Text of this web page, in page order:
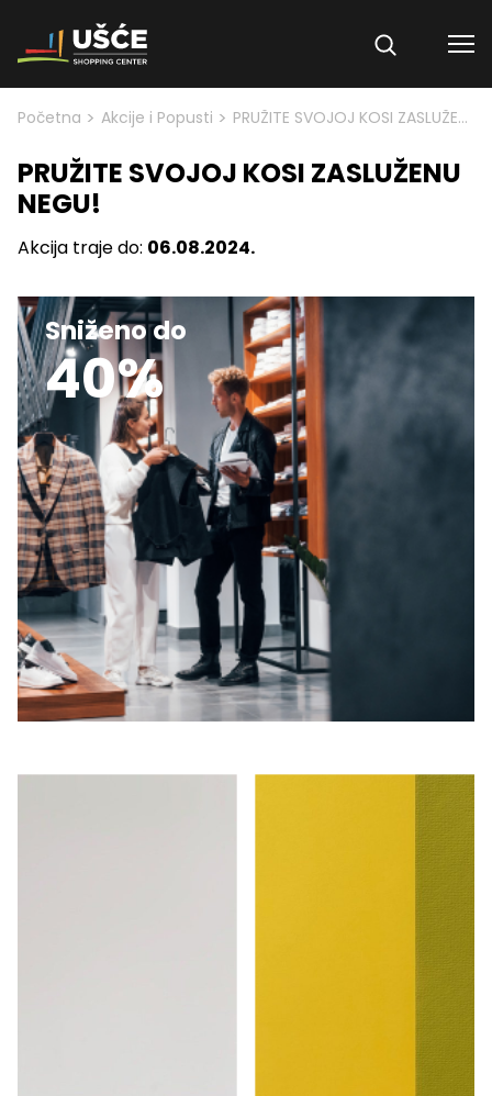
Skip to content
Početna > Akcije i Popusti > PRUŽITE SVOJOJ KOSI ZASLUŽENU NEGU!
PRUŽITE SVOJOJ KOSI ZASLUŽENU
NEGU!
Akcija traje do: 06.08.2024.
Sniženo do
40%